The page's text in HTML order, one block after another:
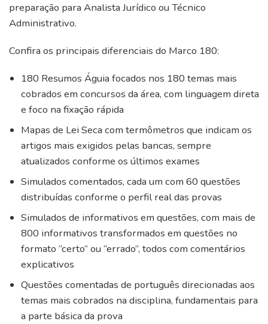
preparação para Analista Jurídico ou Técnico
Administrativo.
Confira os principais diferenciais do Marco 180:
180 Resumos Águia focados nos 180 temas mais
cobrados em concursos da área, com linguagem direta
e foco na fixação rápida
Mapas de Lei Seca com termômetros que indicam os
artigos mais exigidos pelas bancas, sempre
atualizados conforme os últimos exames
Simulados comentados, cada um com 60 questões
distribuídas conforme o perfil real das provas
Simulados de informativos em questões, com mais de
800 informativos transformados em questões no
formato “certo” ou “errado”, todos com comentários
explicativos
Questões comentadas de português direcionadas aos
temas mais cobrados na disciplina, fundamentais para
a parte básica da prova